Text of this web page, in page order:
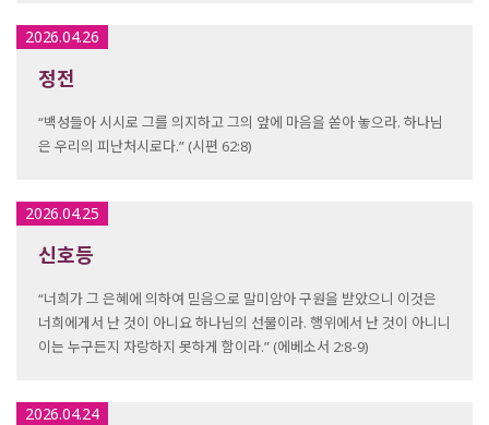
2026.04.26
정전
“백성들아 시시로 그를 의지하고 그의 앞에 마음을 쏟아 놓으라. 하나님
은 우리의 피난처시로다.” (시편 62:8)
2026.04.25
신호등
“너희가 그 은혜에 의하여 믿음으로 말미암아 구원을 받았으니 이것은
너희에게서 난 것이 아니요 하나님의 선물이라. 행위에서 난 것이 아니니
이는 누구든지 자랑하지 못하게 함이라.” (에베소서 2:8-9)
2026.04.24